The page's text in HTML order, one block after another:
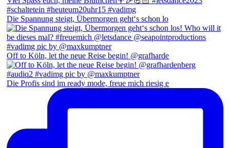
Die Spannung steigt, Übermorgen geht‘s schon lo
Off to Köln, let the neue Reise begin! @grafharde
Die Profis sind im ready mode, freue mich riesig e